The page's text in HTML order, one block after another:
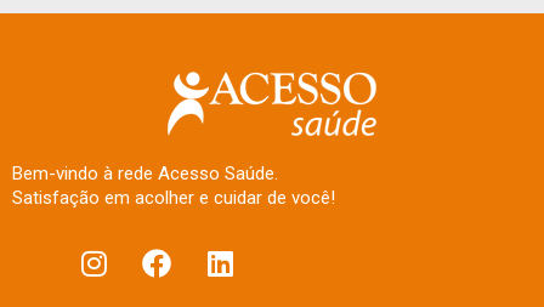
Bem-vindo à rede Acesso Saúde.
Satisfação em acolher e cuidar de você!